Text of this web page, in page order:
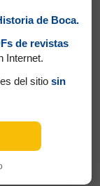
de Boca.
de revistas
Internet.
del sitio sin